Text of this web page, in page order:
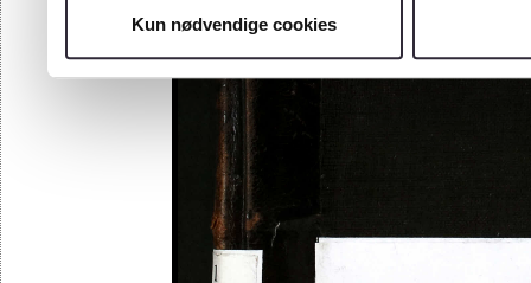
Kun nødvendige cookies